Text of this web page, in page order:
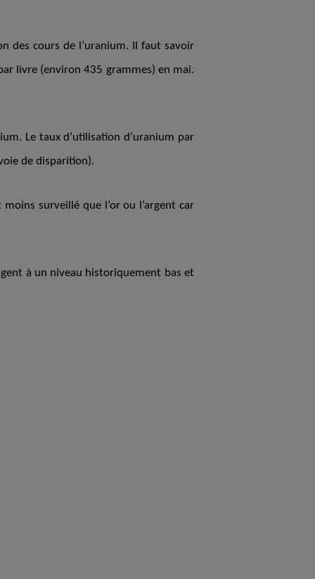
des cours de l’uranium. Il faut savoir
livre (environ 435 grammes) en mai.
Le taux d’utilisation d’uranium par
de disparition).
surveillé que l’or ou l’argent car
à un niveau historiquement bas et